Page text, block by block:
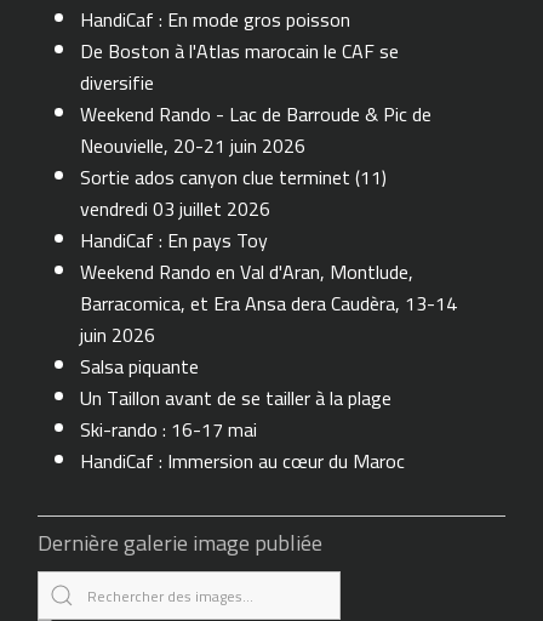
HandiCaf : En mode gros poisson
De Boston à l'Atlas marocain le CAF se
diversifie
Weekend Rando - Lac de Barroude & Pic de
Neouvielle, 20-21 juin 2026
Sortie ados canyon clue terminet (11)
vendredi 03 juillet 2026
HandiCaf : En pays Toy
Weekend Rando en Val d'Aran, Montlude,
Barracomica, et Era Ansa dera Caudèra, 13-14
juin 2026
Salsa piquante
Un Taillon avant de se tailler à la plage
Ski-rando : 16-17 mai
HandiCaf : Immersion au cœur du Maroc
Dernière galerie image publiée